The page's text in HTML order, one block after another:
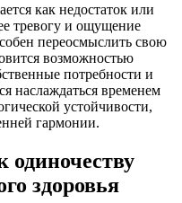
как недостаток или
тревогу и ощущение
переосмыслить свою
возможностью
потребности и
наслаждаться временем
устойчивости,
гармонии.
здоровья